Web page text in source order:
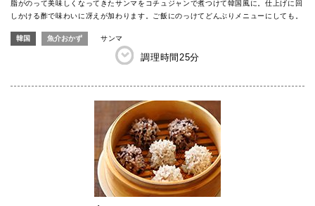
脂がのって美味しくなってきたサンマをコチュジャンで煮つけて韓国風に。仕上げに回
しかける酢で味わいに冴えが加わります。ご飯にのっけてどんぶりメニューにしても。
韓国 魚介おかず サンマ
調理時間 25分